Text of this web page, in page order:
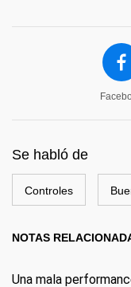
Se habló de
Controles
NOTAS
Una mala